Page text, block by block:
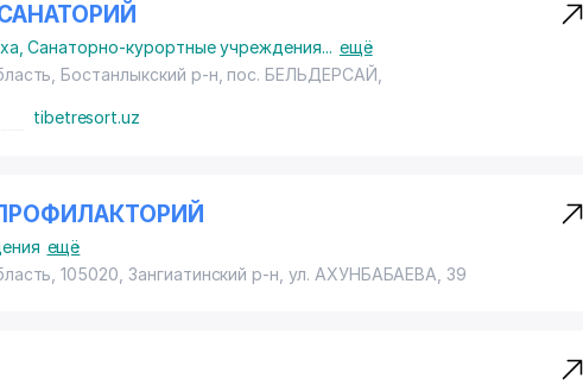
САНАТОРИЙ
,Санаторно-курортные учреждения... ещё
Бостанлыкский р-н, пос. БЕЛЬДЕРСАЙ
tibetresort.uz
ещё
105020, Зангиатинский р-н,ул. АХУНБАБАЕВА , 39